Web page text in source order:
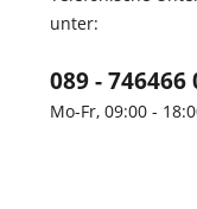
unter:
089 - 746466
Mo-Fr, 09:00 -